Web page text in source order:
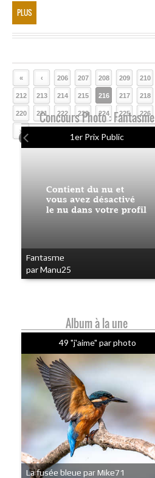
PLUS
« ‹ 206 207 208 209 210
212 213 214 215 216 217 218
220 221 222 223 224 225 226
»
Concours Photo : Fantasme
1er Prix Public
Fantasme
par Manu25
Album à la une
49 "j'aime" par photo
La fusée bleue par Mike71